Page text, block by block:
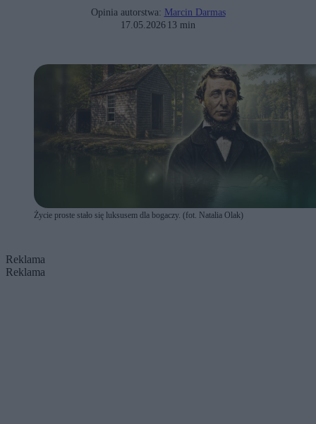
Opinia autorstwa: Marcin Darmas
17.05.2026 13 min
Życie proste stało się luksusem dla bogaczy. (fot. Natalia Olak)
Reklama
Reklama